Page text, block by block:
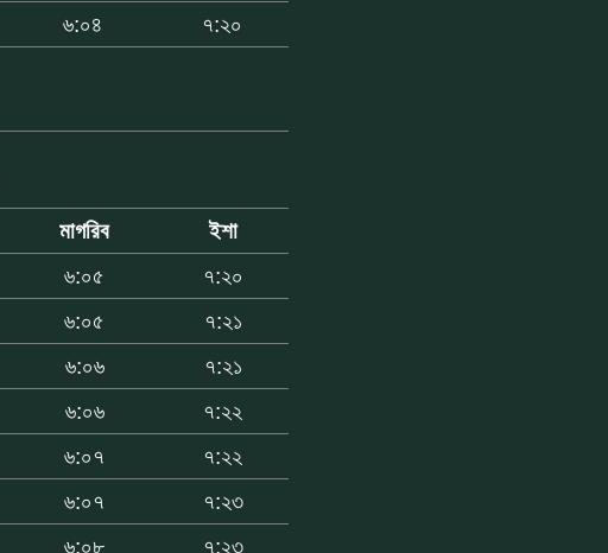
৬:০৪ ৭:২০
মাগরিব
ইশা
৬:০৫
৭:২০
৬:০৫
৭:২১
৬:০৬
৭:২১
৬:০৬
৭:২২
৬:০৭
৭:২২
৬:০৭
৭:২৩
৬:০৮
৭:২৩